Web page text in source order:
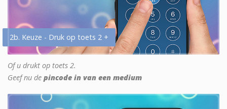
2b. Keuze - Druk op toets 2 +
Of u drukt op toets 2.
Geef nu de pincode in van een medium